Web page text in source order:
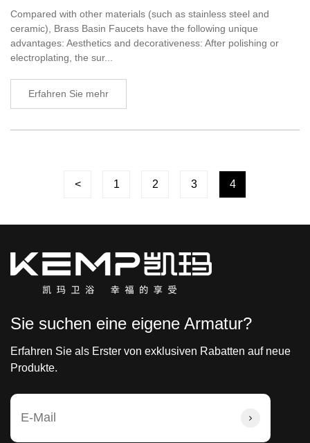
Compared with other materials (such as stainless steel and
ceramic), Brass Basin Faucets have the following unique
advantages: Aesthetics and decorativeness: After polishing or
electroplating, the sur...
Erfahren Sie mehr
< 1 2 3 4
Sie suchen eine eigene Armatur?
Erfahren Sie als Erster von exklusiven Rabatten auf neue
Produkte.